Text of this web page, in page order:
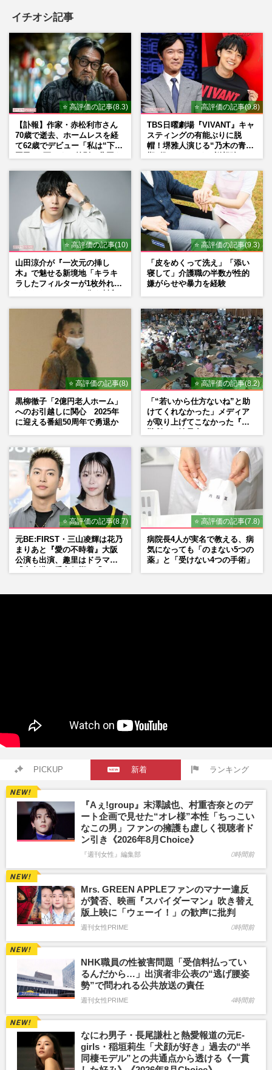
イチオシ記事
⭐ 高評価の記事(8.3)
【訃報】作家・赤松利市さん
70歳で逝去、ホームレスを経
て62歳でデビュー「私は“下級
⭐ 高評価の記事(9.8)
TBS日曜劇場『VIVANT』キャ
スティングの有能ぶりに脱
帽！堺雅人演じる“乃木の青年
マン長男・櫻井海音だった
⭐ 高評価の記事(10)
山田涼介が『一次元の挿し
木』で魅せる新境地「キラキ
ラしたフィルターが1枚外れて
⭐ 高評価の記事(9.3)
「皮をめくって洗え」「添い
寝して」介護職の半数が性的
嫌がらせや暴力を経験
⭐ 高評価の記事(8)
黒柳徹子「2億円老人ホーム」
へのお引越しに関心 2025年
に迎える番組50周年で勇退か
⭐ 高評価の記事(8.2)
「“若いから仕方ないね”と助
けてくれなかった」メディア
が取り上げてこなかった『避
⭐ 高評価の記事(8.7)
元BE:FIRST・三山凌輝は花乃
まりあと『愛の不時着』大阪
公演も出演、趣里はドラマ
⭐ 高評価の記事(7.8)
病院長4人が実名で教える、病
気になっても「のまない5つの
薬」と「受けない4つの手術」
PICKUP 新着 ランキング
『Aぇ!group』末澤誠也、村重杏奈とのデ
ート企画で見せた“オレ様”本性「ちっこい
なこの男」ファンの擁護も虚しく視聴者ド
ン引き《2026年8月Choice》
『週刊女性』編集部 0時間前
Mrs. GREEN APPLEファンのマナー違反
が賛否、映画『スパイダーマン』吹き替え
版上映に「ウェーイ！」の歓声に批判
週刊女性PRIME 0時間前
NHK職員の性被害問題「受信料払ってい
るんだから…」出演者非公表の“逃げ腰姿
勢”で問われる公共放送の責任
週刊女性PRIME 4時間前
なにわ男子・長尾謙杜と熱愛報道の元E-
girls・稲垣莉生「犬顔が好き」過去の“半
同棲モデル”との共通点から透ける《一貫